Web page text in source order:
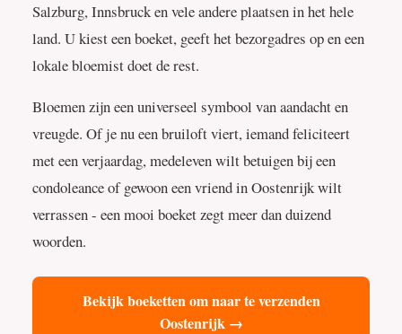
Salzburg, Innsbruck en vele andere plaatsen in het hele
land. U kiest een boeket, geeft het bezorgadres op en een
lokale bloemist doet de rest.
Bloemen zijn een universeel symbool van aandacht en
vreugde. Of je nu een bruiloft viert, iemand feliciteert
met een verjaardag, medeleven wilt betuigen bij een
condoleance of gewoon een vriend in Oostenrijk wilt
verrassen - een mooi boeket zegt meer dan duizend
woorden.
Bekijk boeketten om naar te verzenden
Oostenrijk →